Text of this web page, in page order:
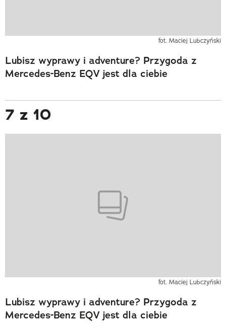
fot. Maciej Lubczyński
Lubisz wyprawy i adventure? Przygoda z
Mercedes-Benz EQV jest dla ciebie
7 z 10
fot. Maciej Lubczyński
Lubisz wyprawy i adventure? Przygoda z
Mercedes-Benz EQV jest dla ciebie